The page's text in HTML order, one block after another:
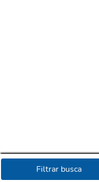
Filtrar busca